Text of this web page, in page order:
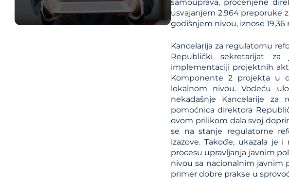
samouprava, procenjene
usvajanjem 2.964 preporuke
godišnjem nivou, iznose 19,36
Kancelarija za regulatornu
Republički sekretarijat
implementaciji projektnih
Komponente 2 projekta u
lokalnom nivou. Vodeću
nekadašnje Kancelarije za
pomoćnica direktora
ovom prilikom dala svoj
se na stanje regulatorne
izazove. Takođe, ukazala je
procesu upravljanja javnim
nivou sa nacionalnim javnim
primer dobre prakse u